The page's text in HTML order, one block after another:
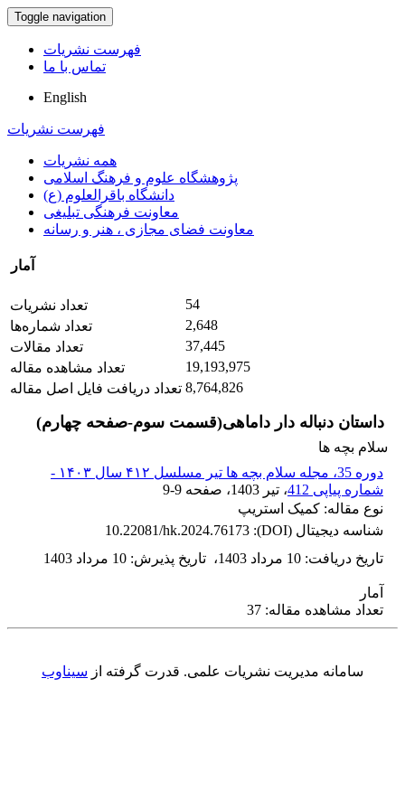
Toggle navigation
فهرست نشریات
تماس با ما
English
فهرست نشریات
همه نشریات
پژوهشگاه علوم و فرهنگ اسلامی
دانشگاه باقرالعلوم (ع)
معاونت فرهنگی تبلیغی
معاونت فضای مجازی ، هنر و رسانه
آمار
تعداد نشریات
54
تعداد شماره‌ها
2,648
تعداد مقالات
37,445
تعداد مشاهده مقاله
19,193,975
تعداد دریافت فایل اصل مقاله 8,764,826
داستان دنباله دار داماهی(قسمت سوم-صفحه چهارم)
سلام بچه ها
دوره 35، مجله سلام بچه ها تیر مسلسل ۴۱۲ سال ۱۴۰۳ -
شماره پیاپی 412
، تیر 1403 ، صفحه 9-9
نوع مقاله: کمیک استریپ
شناسه دیجیتال (DOI):
10.22081/hk.2024.76173
تاریخ دریافت: 10 مرداد 1403 ، تاریخ پذیرش: 10 مرداد 1403
آمار
تعداد مشاهده مقاله: 37
سامانه مدیریت نشریات علمی. قدرت گرفته از سیناوب